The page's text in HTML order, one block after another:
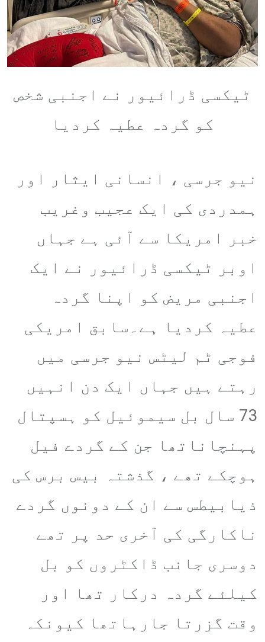
ٹیکسی ڈرائیور نے اجنبی شخص
کو گردہ عطیہ کردیا
نیو جرسی ، انسانی ایثار اور
ہمدردی کی ایک عجیب وغریب
خبر امریکا سے آئی ہے جہاں
اوبر ٹیکسی ڈرائیور نے ایک
اجنبی مریض کو اپنا گردہ
عطیہ کردیا ہے۔سابق امریکی
فوجی ٹم لیٹس نیو جرسی میں
رہتے ہیں جہاں ایک دن انہیں
73 سال بل سیموئیل کو ہسپتال
پہنچاناتھا جن کے گردے فیل
ہوچکے تھے ، گذشتہ بیس برس کی
ذیابیطس سے ان کے دونوں گردے
ناکارگی کی آخری حد پر تھے
دوسری جانب ڈاکٹروں کو بل
کیلئے گردہ درکار تھا اور
وقت گزرتا جارہاتھا کیونکہ